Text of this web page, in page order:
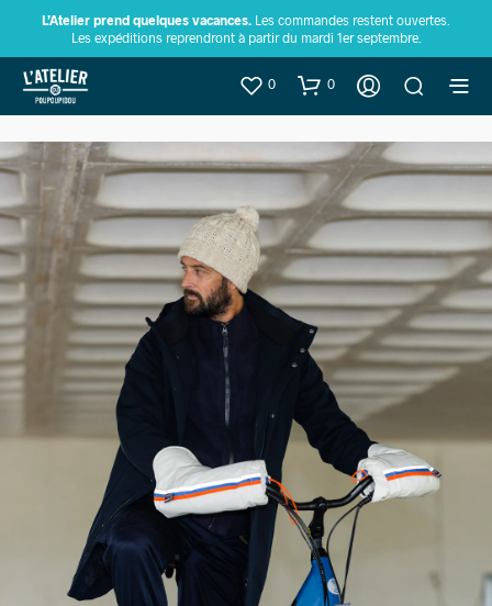
L’Atelier prend quelques vacances. Les commandes restent ouvertes.
Les expéditions reprendront à partir du mardi 1er septembre.
0 0